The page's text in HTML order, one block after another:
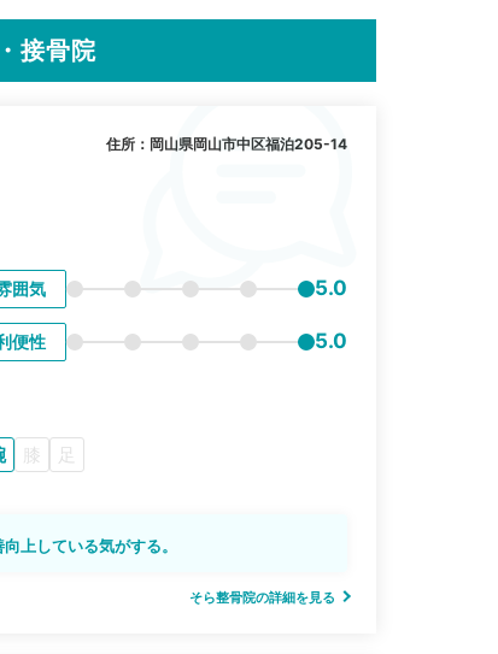
接骨院
住所：岡山県岡山市中区福泊205-14
囲気 5.0
便性 5.0
膝 足
上している気がする。
そら整骨院の詳細を見る